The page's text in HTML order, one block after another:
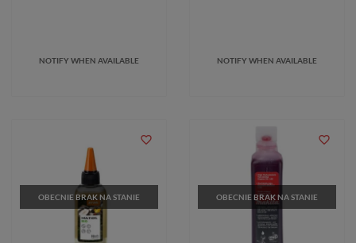
NOTIFY WHEN AVAILABLE NOTIFY WHEN AVAILABLE
OBECNIE BRAK NA STANIE
favorite_border
OBECNIE BRAK NA STANIE
favorite_border